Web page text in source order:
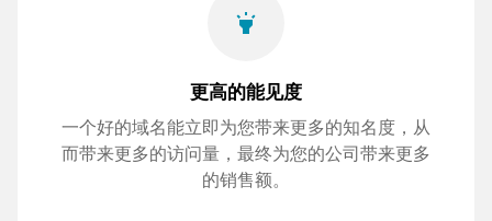
highlight
更高的能见度
一个好的域名能立即为您带来更多的知名度，从
而带来更多的访问量，最终为您的公司带来更多
的销售额。